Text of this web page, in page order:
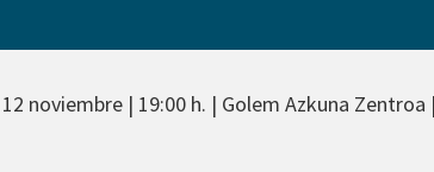
noviembre | 19:00 h. | Golem Azkuna